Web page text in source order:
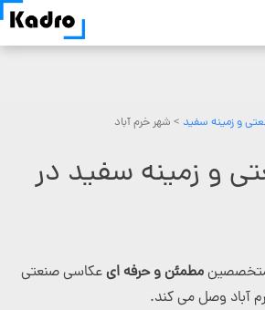
و زمینه سفید > شهر خرم آباد
و زمینه سفید در
متخصصینمطمئن و حرفه ایعکاسی صنعتی
آباد وصل می کند.